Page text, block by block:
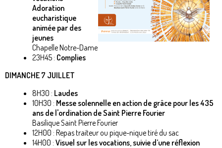
Adoration
eucharistique
animée par des
jeunes
Chapelle Notre-Dame
23H45 : Complies
DIMANCHE 7 JUILLET
8H30 : Laudes
10H30 : Messe solennelle en action de grâce pour les 435
ans de l'ordination de Saint Pierre Fourier
Basilique Saint Pierre Fourier
12H00 : Repas traiteur ou pique-nique tiré du sac
14H00 : Visuel sur les vocations, suivie d’une réflexion